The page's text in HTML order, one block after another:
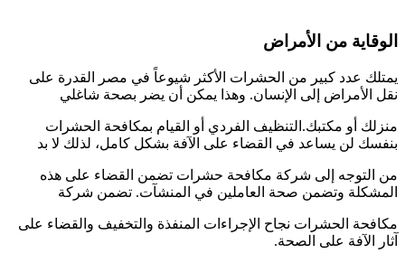
الوقاية من الأمراض
يمتلك عدد كبير من الحشرات الأكثر شيوعاً في مصر القدرة على
نقل الأمراض إلى الإنسان. وهذا يمكن أن يضر بصحة شاغلي
منزلك أو مكتبك.التنظيف الفردي أو القيام بمكافحة الحشرات
بنفسك لن يساعد في القضاء على الآفة بشكل كامل، لذلك لا بد
من التوجه إلى شركة مكافحة حشرات تضمن القضاء على هذه
المشكلة وتضمن صحة العاملين في المنشآت. تضمن شركة
مكافحة الحشرات نجاح الإجراءات المنفذة والتخفيف والقضاء على
آثار الآفة على الصحة.